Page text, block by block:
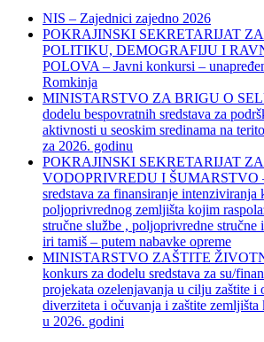
NIS – Zajednici zajedno 2026
POKRAJINSKI SEKRETARIJAT
POLITIKU, DEMOGRAFIJU I
POLOVA – Javni konkursi –
Romkinja
MINISTARSTVO ZA BRIGU O
dodelu bespovratnih sredstava za
aktivnosti u seoskim sredinama na
za 2026. godinu
POKRAJINSKI SEKRETARIJAT
VODOPRIVREDU I ŠUMARSTVO
sredstava za finansiranje intenziviranja
poljoprivrednog zemljišta kojim
stručne službe , poljoprivredne stručne
iri tamiš ‒ putem nabavke opreme
MINISTARSTVO ZAŠTITE
konkurs za dodelu sredstava za su/
projekata ozelenjavanja u cilju zaštite i
diverziteta i očuvanja i zaštite zemljišta
u 2026. godini